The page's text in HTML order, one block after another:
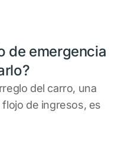
de emergencia
del carro, una
de ingresos, es